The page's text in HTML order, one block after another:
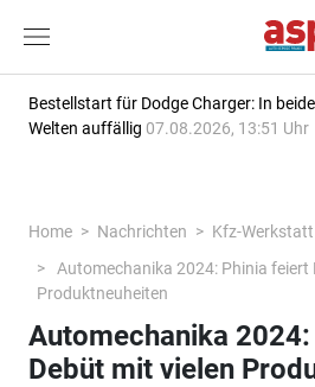
Bestellstart für Dodge Charger: In
Welten auffällig 07.08.2026, 13:51 Uhr
Home Nachrichten
Kfz-Werkstatt
Automechanika 2024: Phinia feiert
Produktneuheiten
Automechanika
Debüt mit vielen